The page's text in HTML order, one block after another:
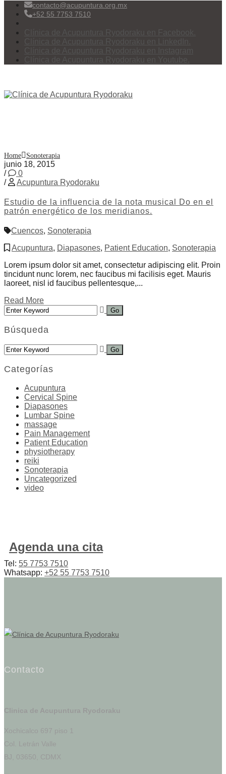
contacto@acupuntura.org.mx
+52 55 7753 7510
Clínica de Acupuntura Ryodoraku en Facebook.
Clínica de Acupuntura Ryodoraku en LinkedIn.
Clínica de Acupuntura Ryodoraku en Instagram
Clínica de Acupuntura Ryodoraku en Youtube.
Home Sonoterapia
junio 18, 2015
/
0
/
Acupuntura Ryodoraku
Estudio de la influencia de la nota musical Do en el
patrón energético de los meridianos.
Cuencos, Sonoterapia
Acupuntura, Diapasones, Patient Education, Sonoterapia
Lorem ipsum dolor sit amet, consectetur adipiscing elit. Proin
tincidunt nunc lorem, nec faucibus mi facilisis eget. Mauris
laoreet, nisl id faucibus pellentesque,...
Read More
Búsqueda
Categorías
Acupuntura
Cervical Spine
Diapasones
Lumbar Spine
massage
Pain Management
Patient Education
physiotherapy
reiki
Sonoterapia
Uncategorized
video
Agenda una cita
Tel: 55 7753 7510
Whatsapp: +52 55 7753 7510
Contacto
Clinica de Acupuntura Ryodoraku
Xochicalco 697 piso 1
Col. Letrán Valle
BJ, 03650, CDMX